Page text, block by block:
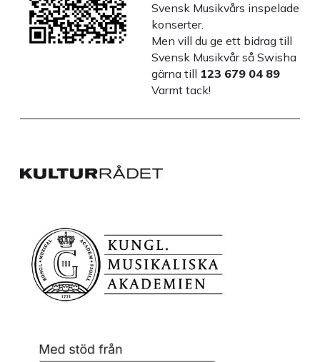
Svensk Musikvårs inspelade
konserter.
Men vill du ge ett bidrag till
Svensk Musikvår så Swisha
gärna till 123 679 04 89
Varmt tack!